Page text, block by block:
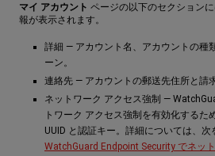
マイ アカウント ページの以下のセクション
報が表示されます。
詳細 — アカウント名、アカウントの種
ーン。
連絡先 — アカウントの郵送先住所と請
ネットワーク アクセス強制 —
トワーク アクセス強制を有効化するた
UUID と認証キー。詳細については、次
WatchGuard Endpoint Security でネッ